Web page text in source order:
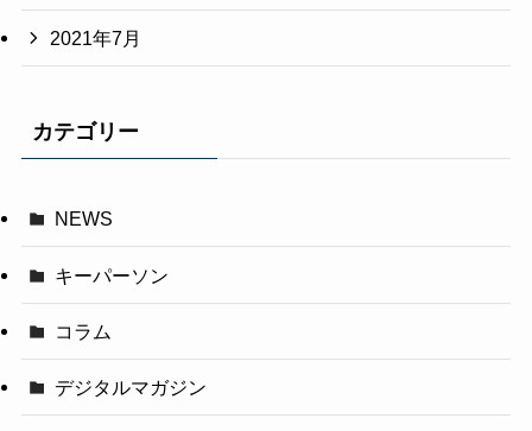
2021年7月
カテゴリー
NEWS
キーパーソン
コラム
デジタルマガジン